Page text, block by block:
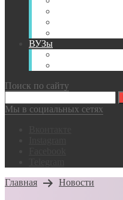
ВУЗы
Поиск по сайту
Мы в социальных сетях
Главная
Новости